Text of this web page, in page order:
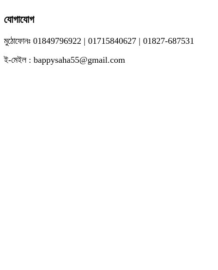
যোগাযোগ
মুঠোফোনঃ 01849796922 | 01715840627 | 01827-687531
ই-মেইল : bappysaha55@gmail.com